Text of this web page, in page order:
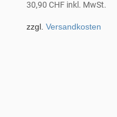
30,90 CHF inkl. MwSt.
zzgl. Versandkosten